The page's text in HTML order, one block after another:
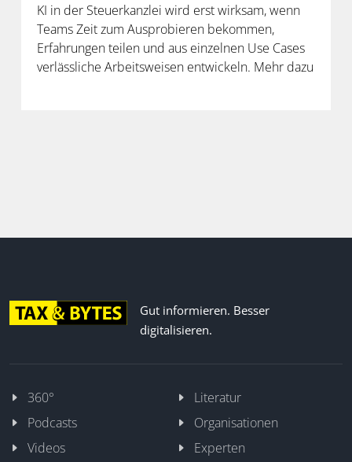
KI in der Steuerkanzlei wird erst wirksam, wenn
Teams Zeit zum Ausprobieren bekommen,
Erfahrungen teilen und aus einzelnen Use Cases
verlässliche Arbeitsweisen entwickeln. Mehr dazu
Gut informieren. Besser
digitalisieren.
360°
Literatur
Podcasts
Organisationen
Videos
Experten